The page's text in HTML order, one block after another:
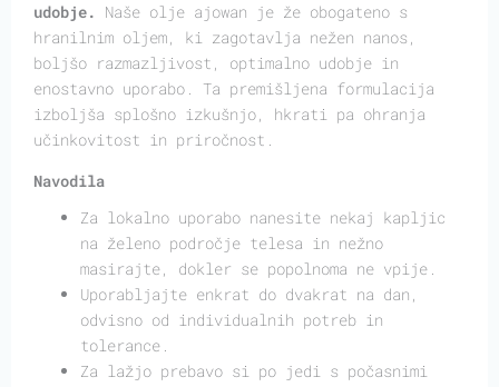
udobje. Naše olje ajowan je že obogateno s
hranilnim oljem, ki zagotavlja nežen nanos,
boljšo razmazljivost, optimalno udobje in
enostavno uporabo. Ta premišljena formulacija
izboljša splošno izkušnjo, hkrati pa ohranja
učinkovitost in priročnost.
Navodila
Za lokalno uporabo nanesite nekaj kapljic
na želeno področje telesa in nežno
masirajte, dokler se popolnoma ne vpije.
Uporabljajte enkrat do dvakrat na dan,
odvisno od individualnih potreb in
tolerance.
Za lažjo prebavo si po jedi s počasnimi